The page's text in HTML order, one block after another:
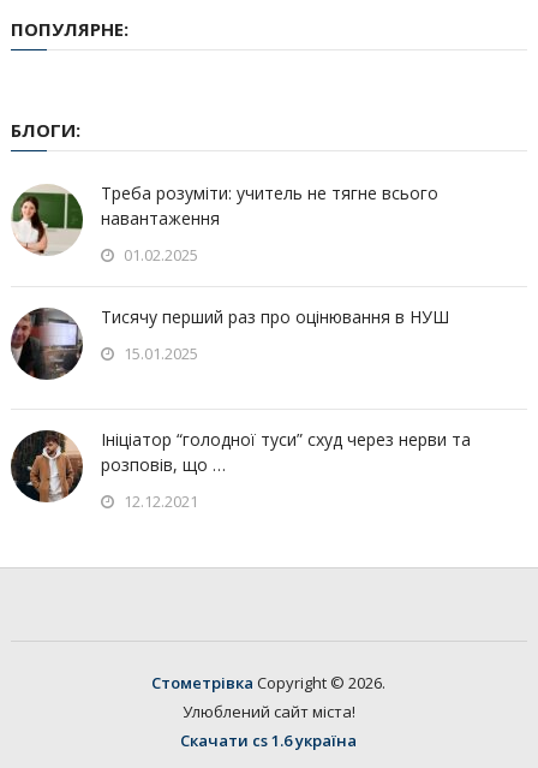
ПОПУЛЯРНЕ:
БЛОГИ:
Треба розуміти: учитель не тягне всього
навантаження
01.02.2025
Тисячу перший раз про оцінювання в НУШ
15.01.2025
Ініціатор “голодної туси” схуд через нерви та
розповів, що …
12.12.2021
Стометрівка Copyright © 2026.
Улюблений сайт міста!
Скачати cs 1.6 україна